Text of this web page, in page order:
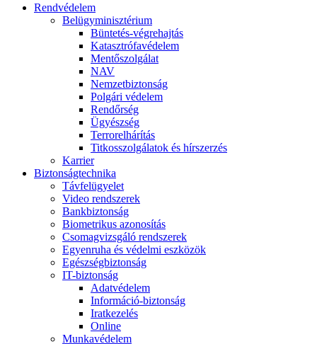
Rendvédelem
Belügyminisztérium
Büntetés-végrehajtás
Katasztrófavédelem
Mentőszolgálat
NAV
Nemzetbiztonság
Polgári védelem
Rendőrség
Ügyészség
Terrorelhárítás
Titkosszolgálatok és hírszerzés
Karrier
Biztonságtechnika
Távfelügyelet
Video rendszerek
Bankbiztonság
Biometrikus azonosítás
Csomagvizsgáló rendszerek
Egyenruha és védelmi eszközök
Egészségbiztonság
IT-biztonság
Adatvédelem
Információ-biztonság
Iratkezelés
Online
Munkavédelem